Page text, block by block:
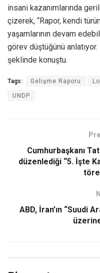
insani kazanımlarında
çizerek, “Rapor, kendi
yaşamlarının devam
görev düştüğünü
şeklinde konuştu.
Tags: Gelişme Raporu
UNDP
Cumhurbaşkanı
düzenlediği “5. İşte
ABD, İran’ın “Suudi